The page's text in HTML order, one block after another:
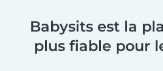
Babysits est la
plus fiable pour